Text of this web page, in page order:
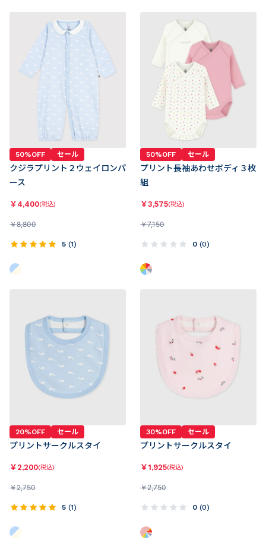
50%OFF セール
クジラプリント２ウェイロンパ
ース
￥ 4,400(税込)
￥8,800
5 (1)
50%OFF セール
プリント長袖あわせボディ３枚
組
￥3,575(税込)
￥7,150
0 (0)
20%OFF セール
プリントサークルスタイ
￥2,200(税込)
￥2,750
5 (1)
30%OFF セール
プリントサークルスタイ
￥1,925(税込)
￥2,750
0 (0)